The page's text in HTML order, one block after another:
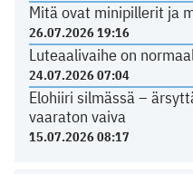
Mitä ovat minipillerit ja
26.07.2026 19:16
Luteaalivaihe on
24.07.2026 07:04
Elohiiri silmässä –
vaaraton vaiva
15.07.2026 08:17